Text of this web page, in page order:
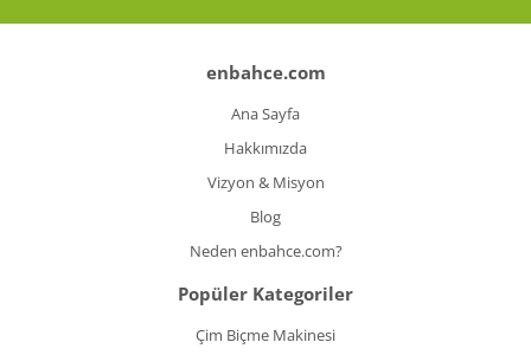
enbahce.com
Ana Sayfa
Hakkımızda
Vizyon & Misyon
Blog
Neden enbahce.com?
Popüler Kategoriler
Çim Biçme Makinesi